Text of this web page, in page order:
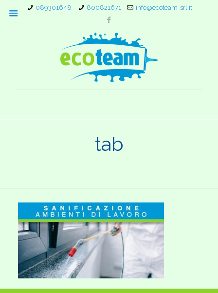
089301648 800821671 info@ecoteam-srl.it
tab